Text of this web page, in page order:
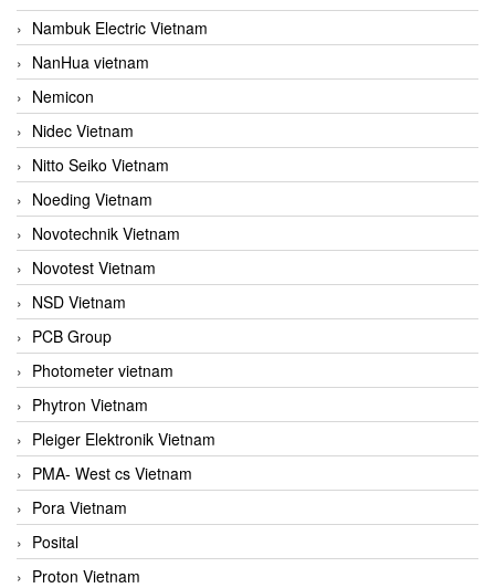
Nambuk Electric Vietnam
NanHua vietnam
Nemicon
Nidec Vietnam
Nitto Seiko Vietnam
Noeding Vietnam
Novotechnik Vietnam
Novotest Vietnam
NSD Vietnam
PCB Group
Photometer vietnam
Phytron Vietnam
Pleiger Elektronik Vietnam
PMA- West cs Vietnam
Pora Vietnam
Posital
Proton Vietnam